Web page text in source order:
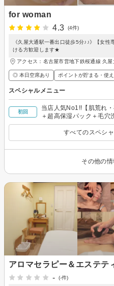
for woman
4.3
(4件)
《久屋大通駅一番出口徒歩5分♪♪》【女
ける方歓迎します★
アクセス：名古屋市営地下鉄桜通線 久
◎ 本日空席あり ポイントが貯まる・使
スペシャルメニュー
初回
当店人気No1!!【肌荒れ
＋超高保湿パック＋毛穴
すべてのスペシ
その他の
アロマセラピー＆エステテ
-
(-件)